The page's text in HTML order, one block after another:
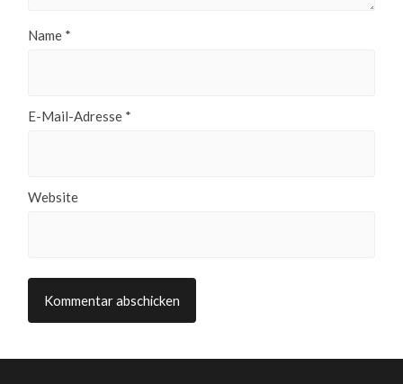
Name *
E-Mail-Adresse *
Website